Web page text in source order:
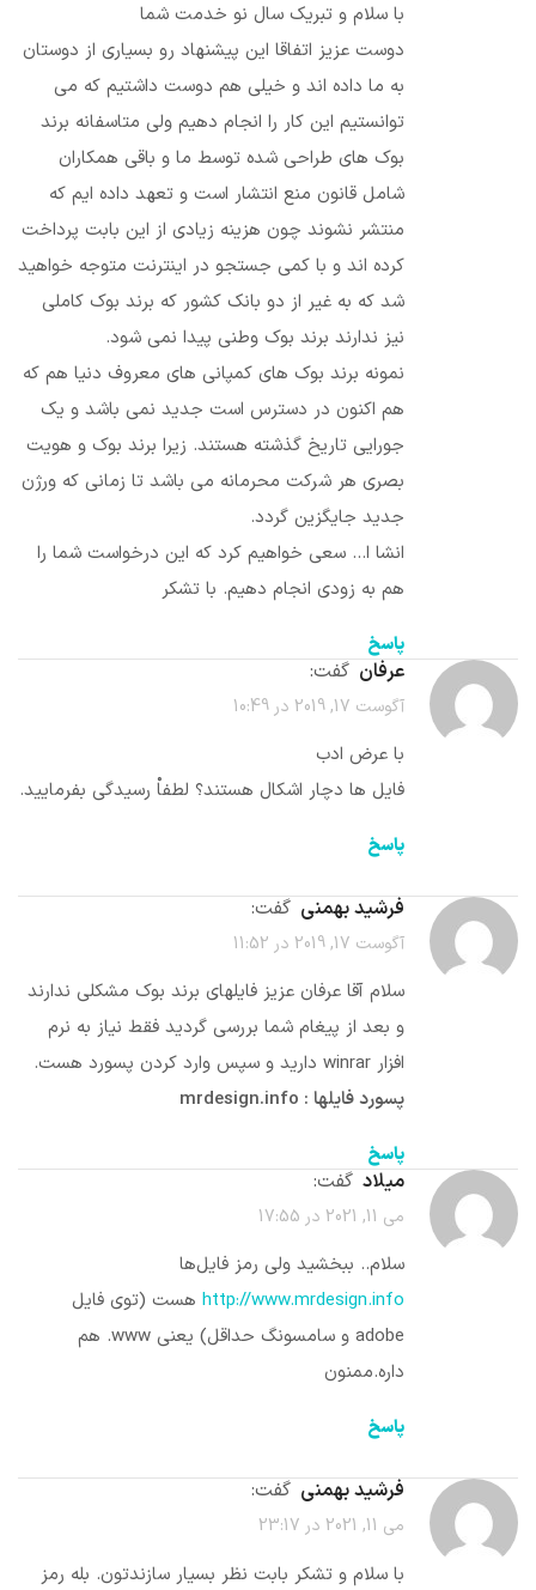
با سلام و تبریک سال نو خدمت شما
دوست عزیز اتفاقا این پیشنهاد رو بسیاری از دوستان
به ما داده اند و خیلی هم دوست داشتیم که می
توانستیم این کار را انجام دهیم ولی متاسفانه برند
بوک های طراحی شده توسط ما و باقی همکاران
شامل قانون منع انتشار است و تعهد داده ایم که
منتشر نشوند چون هزینه زیادی از این بابت پرداخت
کرده اند و با کمی جستجو در اینترنت متوجه خواهید
شد که به غیر از دو بانک کشور که برند بوک کاملی
نیز ندارند برند بوک وطنی پیدا نمی شود.
نمونه برند بوک های کمپانی های معروف دنیا هم که
هم اکنون در دسترس است جدید نمی باشد و یک
جورایی تاریخ گذشته هستند. زیرا برند بوک و هویت
بصری هر شرکت محرمانه می باشد تا زمانی که ورژن
جدید جایگزین گردد.
انشا ا… سعی خواهیم کرد که این درخواست شما را
هم به زودی انجام دهیم. با تشکر
پاسخ
عرفان گفت:
آگوست 17, 2019 در 10:49
با عرض ادب
فایل ها دچار اشکال هستند؟ لطفاْ رسیدگی بفرمایید.
پاسخ
فرشید بهمنی گفت:
آگوست 17, 2019 در 11:52
سلام آقا عرفان عزیز فایلهای برند بوک مشکلی ندارند
و بعد از پیغام شما بررسی گردید فقط نیاز به نرم
افزار winrar دارید و سپس وارد کردن پسورد هست.
پسورد فایلها : mrdesign.info
پاسخ
میلاد گفت:
می 11, 2021 در 17:55
سلام.. ببخشید ولی رمز فایل‌ها
http://www.mrdesign.info هست (توی فایل
adobe و سامسونگ حداقل) یعنی www. هم
داره.ممنون
پاسخ
فرشید بهمنی گفت:
می 11, 2021 در 23:17
با سلام و تشکر بابت نظر بسیار سازندتون. بله رمز